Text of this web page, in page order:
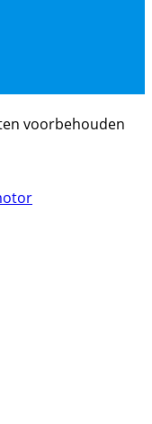
voorbehouden